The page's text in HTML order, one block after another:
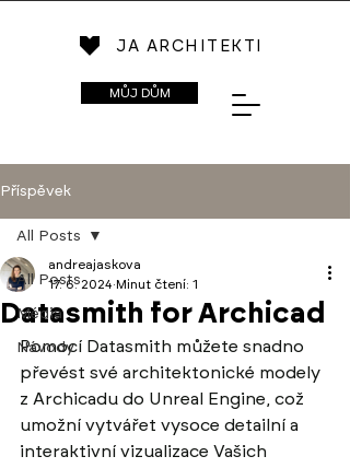
JA ARCHITEKTI
MŮJ DŮM
Příspěvek
All Posts
Média
Návody
All Posts
Datasmith for Archicad
andreajaskova
17. 6. 2024 Minut čtení: 1
Pomocí Datasmith můžete snadno
převést své architektonické modely
z Archicadu do Unreal Engine, což
umožní vytvářet vysoce detailní a
interaktivní vizualizace Vašich